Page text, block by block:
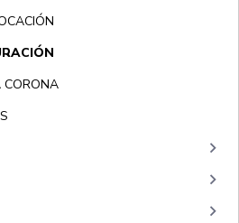
CORONA
keyboard_arrow_right
keyboard_arrow_right
keyboard_arrow_right